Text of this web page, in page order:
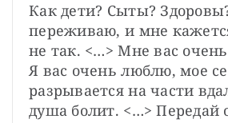
Как дети? Сыты?
переживаю, и мне
не так. <…> Мне вас
Я вас очень люблю, мое
разрывается на части
душа болит. <…> Передай